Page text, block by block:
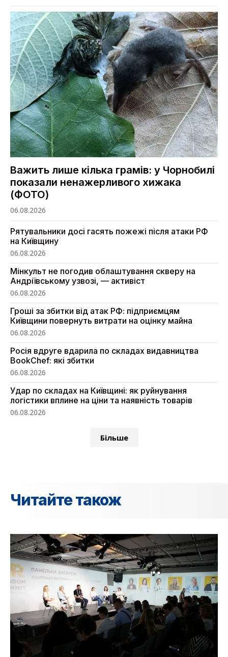
Важить лише кілька грамів: у Чорнобилі
показали ненажерливого хижака
(ФОТО)
06.08.2026
Рятувальники досі гасять пожежі після атаки РФ
на Київщину
06.08.2026
Мінкульт не погодив облаштування скверу на
Андріївському узвозі, — активіст
06.08.2026
Гроші за збитки від атак РФ: підприємцям
Київщини повернуть витрати на оцінку майна
06.08.2026
Росія вдруге вдарила по складах видавництва
BookChef: які збитки
06.08.2026
Удар по складах на Київщині: як руйнування
логістики вплине на ціни та наявність товарів
06.08.2026
Більше
Читайте також